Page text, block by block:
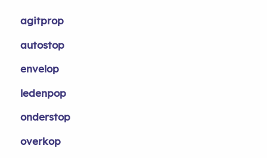
agitprop
autostop
envelop
ledenpop
onderstop
overkop